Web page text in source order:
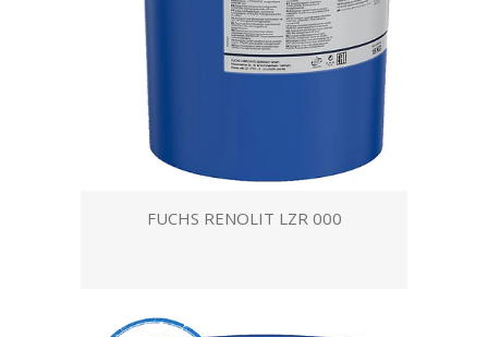
FUCHS RENOLIT LZR 000